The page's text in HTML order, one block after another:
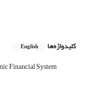
کلیدواژه‌ها English
Financial System